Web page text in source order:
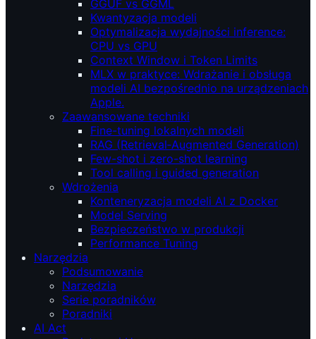
GGUF vs GGML
Kwantyzacja modeli
Optymalizacja wydajności inference:
CPU vs GPU
Context Window i Token Limits
MLX w praktyce: Wdrażanie i obsługa
modeli AI bezpośrednio na urządzeniach
Apple.
Zaawansowane techniki
Fine-tuning lokalnych modeli
RAG (Retrieval‑Augmented Generation)
Few-shot i zero-shot learning
Tool calling i guided generation
Wdrożenia
Konteneryzacja modeli AI z Docker
Model Serving
Bezpieczeństwo w produkcji
Performance Tuning
Narzędzia
Podsumowanie
Narzędzia
Serie poradników
Poradniki
AI Act